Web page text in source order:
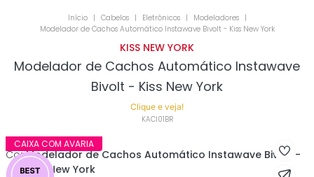
Cabelos Eletrônicos
Modeladores
Modelador de Cachos Automático Instawave Bivolt - Kiss New York
KISS NEW YORK
Modelador de Cachos Automático Instawave
Bivolt - Kiss New York
Clique e veja!
KACI01BR
CAIXA COM AVARIA
Cor:Modelador de Cachos Automático Instawave Bivolt -
Kiss New York